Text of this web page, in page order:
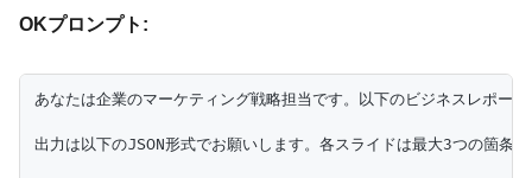
OKプロンプト:
あなたは企業のマーケティング戦略担当です。以下のビジネスレポー
出力は以下のJSON形式でお願いします。各スライドは最大3つの箇条